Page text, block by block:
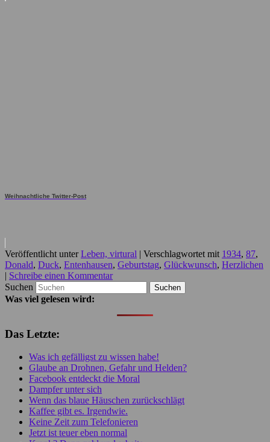
Weihnachtliche Twitter-Post
Veröffentlicht unter Leben, virtural | Verschlagwortet mit 1934, 87,
Donald, Duck, Entenhausen, Geburtstag, Glückwunsch, Herzlichen
| Schreibe einen Kommentar
Suchen
Was viel gelesen wird:
Das Letzte:
Was ich gefälligst zu wissen habe!
Glaube an Drohnen, Gefahr und Helden?
Facebook entdeckt die Moral
Dampfer unter sich
Wenn das blaue Häuschen zurückschlägt
Kaffee gibt es. Irgendwie.
Keine Zeit zum Telefonieren
Jetzt ist teuer eben normal